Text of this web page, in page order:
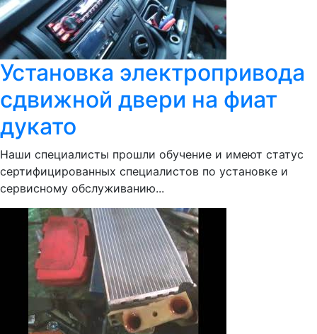
Установка электропривода
сдвижной двери на фиат
дукато
Наши специалисты прошли обучение и имеют статус
сертифицированных специалистов по установке и
сервисному обслуживанию...